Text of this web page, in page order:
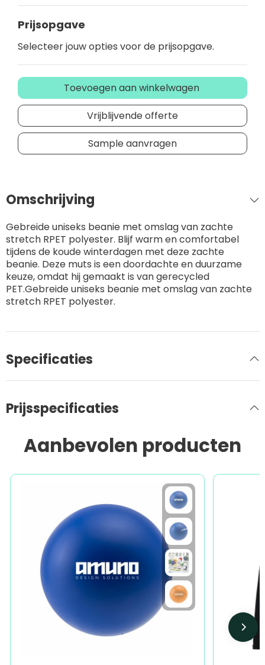
Prijsopgave
Selecteer jouw opties voor de prijsopgave.
Toevoegen aan winkelwagen
Vrijblijvende offerte
Sample aanvragen
Omschrijving
Gebreide uniseks beanie met omslag van zachte
stretch RPET polyester. Blijf warm en comfortabel
tijdens de koude winterdagen met deze zachte
beanie. Deze muts is een doordachte en duurzame
keuze, omdat hij gemaakt is van gerecycled
PET.Gebreide uniseks beanie met omslag van zachte
stretch RPET polyester.
Specificaties
Prijsspecificaties
Aanbevolen producten